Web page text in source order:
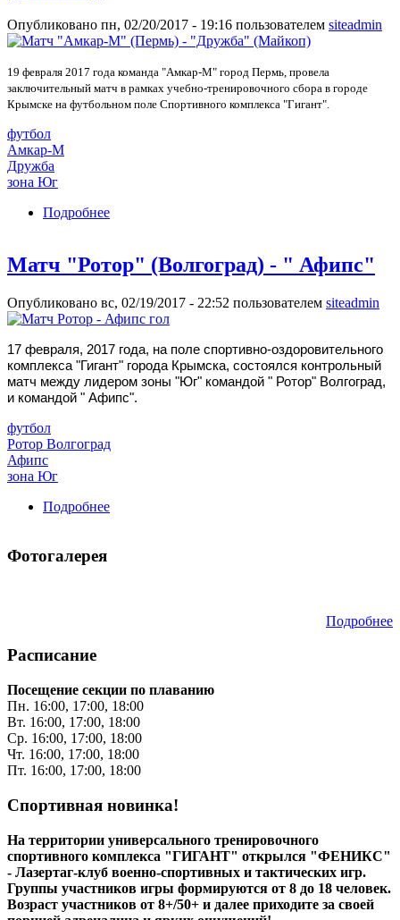
Опубликовано пн, 02/20/2017 - 19:16 пользователем siteadmin
19 февраля 2017 года команда "Амкар-М" город Пермь, провела
заключительный матч в рамках учебно-тренировочного сбора в городе
Крымске на футбольном поле Спортивного комплекса "Гигант".
футбол
Амкар-М
Дружба
зона Юг
Подробнее
Матч "Ротор" (Волгоград) - " Афипс"
Опубликовано вс, 02/19/2017 - 22:52 пользователем siteadmin
17 февраля, 2017 года, на поле спортивно-оздоровительного
комплекса "Гигант" города Крымска, состоялся контрольный
матч между лидером зоны "Юг" командой " Ротор" Волгоград,
и командой " Афипс".
футбол
Ротор Волгоград
Афипс
зона Юг
Подробнее
Фотогалерея
Подробнее
Расписание
Посещение секции по плаванию
Пн. 16:00, 17:00, 18:00
Вт. 16:00, 17:00, 18:00
Ср. 16:00, 17:00, 18:00
Чт. 16:00, 17:00, 18:00
Пт. 16:00, 17:00, 18:00
Спортивная новинка!
На территории универсального тренировочного
спортивного комплекса "ГИГАНТ" открылся "ФЕНИКС"
- Лазертаг-клуб военно-спортивных и тактических игр.
Группы участников игры формируются от 8 до 18 человек.
Возраст участников от 8+/50+ и далее приходите за своей